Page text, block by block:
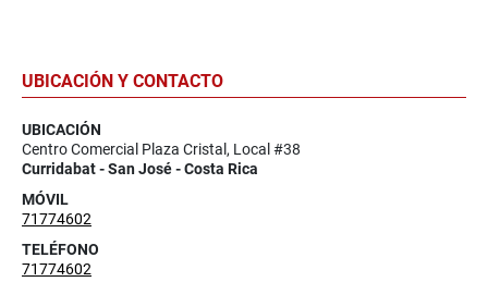
UBICACIÓN Y CONTACTO
UBICACIÓN
Centro Comercial Plaza Cristal, Local #38
Curridabat - San José - Costa Rica
MÓVIL
71774602
TELÉFONO
71774602